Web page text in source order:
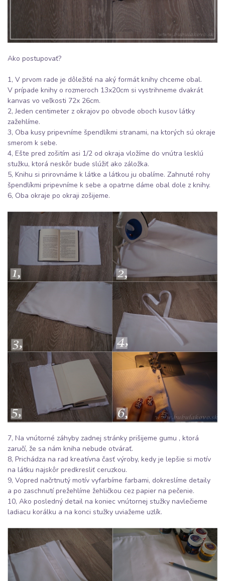
Ako postupovať?
1, V prvom rade je dôležité na aký formát knihy chceme obal.
V prípade knihy o rozmeroch 13x20cm si vystrihneme dvakrát
kanvas vo veľkosti 72x 26cm.
2, Jeden centimeter z okrajov po obvode oboch kusov látky
zažehlíme.
3, Oba kusy pripevníme špendlíkmi stranami, na ktorých sú okraje
smerom k sebe.
4, Ešte pred zošitím asi 1/2 od okraja vložíme do vnútra lesklú
stužku, ktorá neskôr bude slúžiť ako záložka.
5, Knihu si prirovnáme k látke a látkou ju obalíme. Zahnuté rohy
špendlíkmi pripevníme k sebe a opatrne dáme obal dole z knihy.
6, Oba okraje po okraji zošijeme.
7, Na vnútorné záhyby zadnej stránky prišijeme gumu , ktorá
zaručí, že sa nám kniha nebude otvárať.
8, Prichádza na rad kreatívna časť výroby, kedy je lepšie si motív
na látku najskôr predkresliť ceruzkou.
9, Vopred načrtnutý motív vyfarbíme farbami, dokreslíme detaily
a po zaschnutí prežehlíme žehličkou cez papier na pečenie.
10, Ako posledný detail na koniec vnútornej stužky navlečieme
ladiacu korálku a na konci stužky uviažeme uzlík.